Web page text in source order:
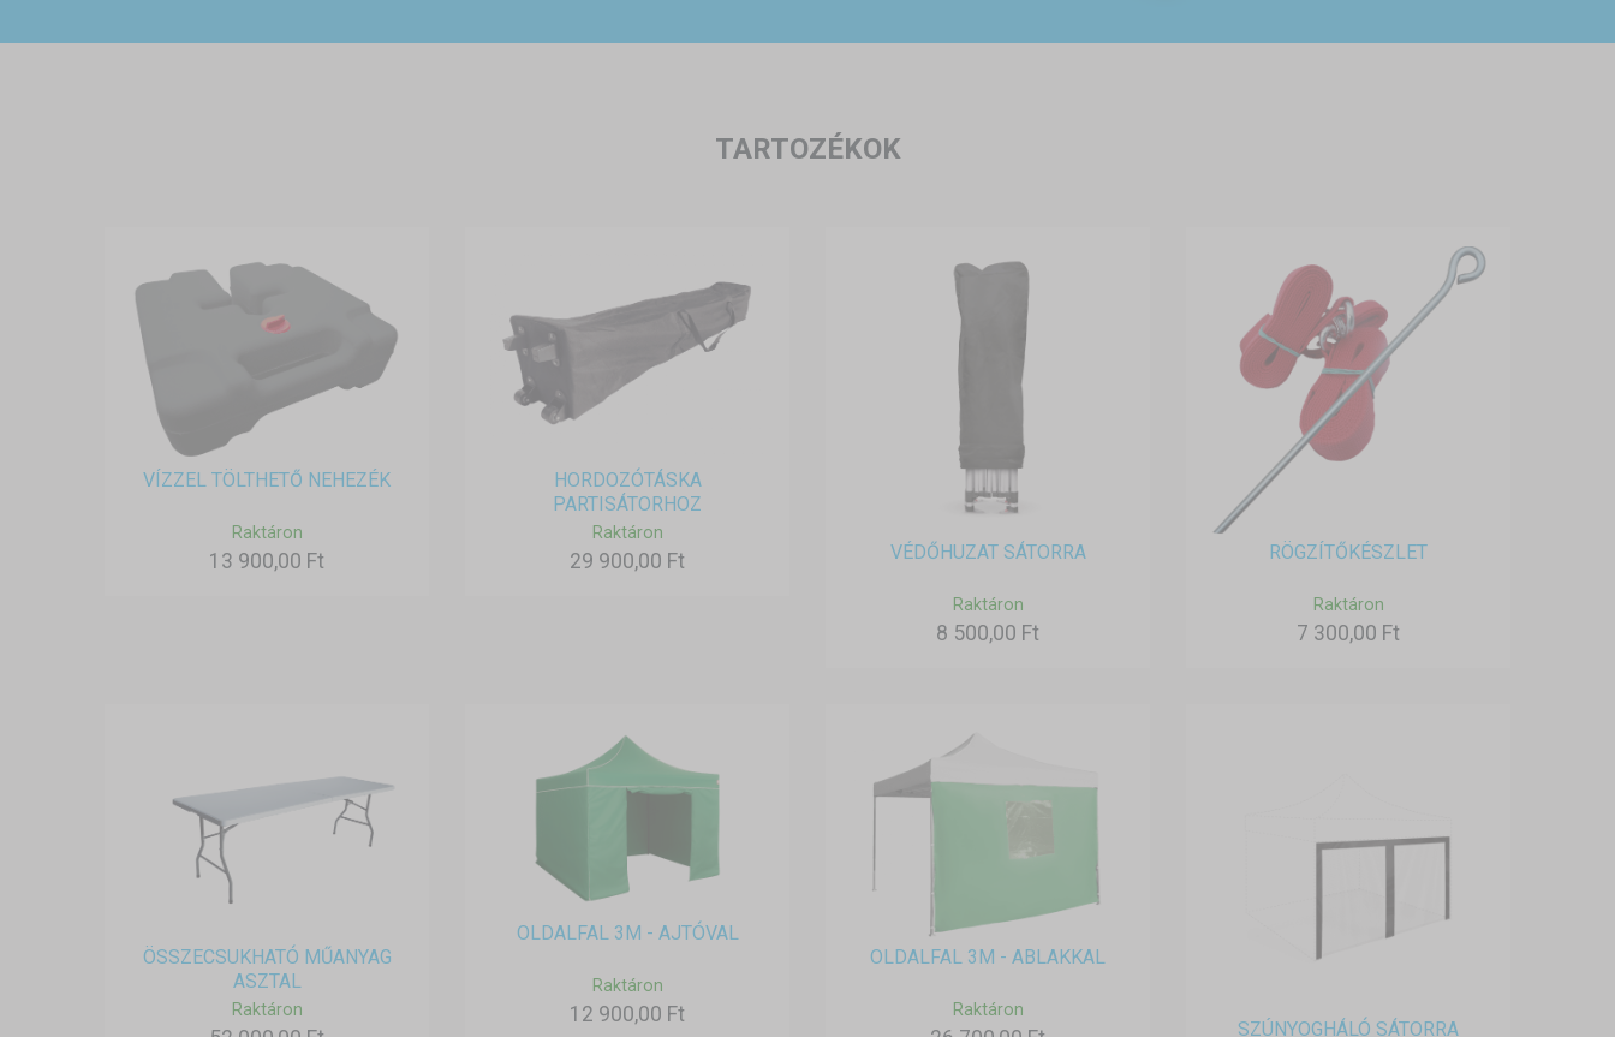
TARTOZÉKOK
VÍZZEL TÖLTHETŐ NEHEZÉK
Raktáron
13 900,00 Ft
HORDOZÓTÁSKA
PARTISÁTORHOZ
Raktáron
29 900,00 Ft VÉDŐHUZAT SÁTORRA
Raktáron
8 500,00 Ft
RÖGZÍTŐKÉSZLET
Raktáron
7 300,00 Ft
ÖSSZECSUKHATÓ MŰANYAG
ASZTAL
Raktáron
OLDALFAL 3M - AJTÓVAL
Raktáron
12 900,00 Ft
OLDALFAL 3M - ABLAKKAL
Raktáron
SZÚNYOGHÁLÓ SÁTORRA